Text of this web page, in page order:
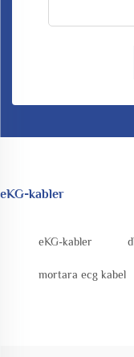
eKG-kabler
eKG-kabler
mortara ecg kabel